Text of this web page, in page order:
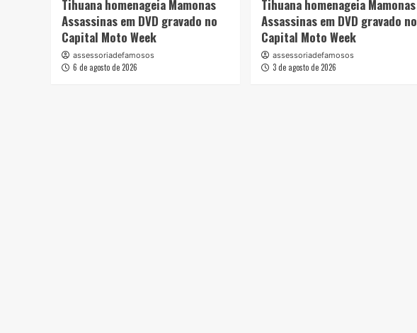
Tihuana homenageia Mamonas
Assassinas em DVD gravado no
Capital Moto Week
assessoriadefamosos
6 de agosto de 2026
Tihuana homenageia Mamonas
Assassinas em DVD gravado no
Capital Moto Week
assessoriadefamosos
3 de agosto de 2026